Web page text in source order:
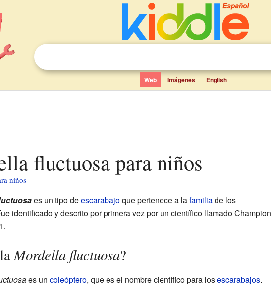
Web Imágenes English
fluctuosa para niños
niños
es un tipo deescarabajoque pertenece a lafamiliade los
identificado y descrito por primera vez por un científico llamado Champion
laMordella fluctuosa?
es un coleóptero, que es el nombre científico para losescarabajos.